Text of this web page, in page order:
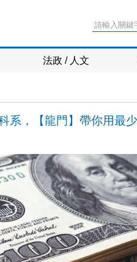
法政 / 人文
，【龍門】帶你用最